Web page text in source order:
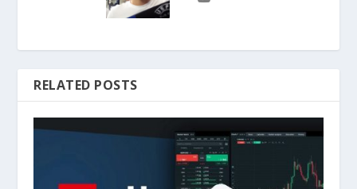
RELATED POSTS